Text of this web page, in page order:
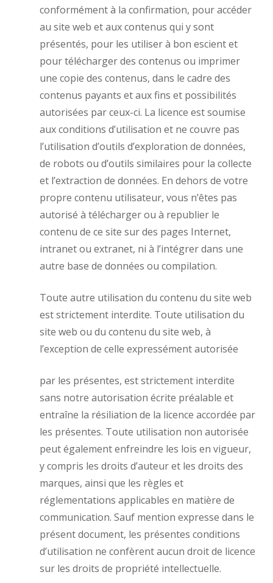
conformément à la confirmation, pour accéder
au site web et aux contenus qui y sont
présentés, pour les utiliser à bon escient et
pour télécharger des contenus ou imprimer
une copie des contenus, dans le cadre des
contenus payants et aux fins et possibilités
autorisées par ceux-ci. La licence est soumise
aux conditions d’utilisation et ne couvre pas
l’utilisation d’outils d’exploration de données,
de robots ou d’outils similaires pour la collecte
et l’extraction de données. En dehors de votre
propre contenu utilisateur, vous n’êtes pas
autorisé à télécharger ou à republier le
contenu de ce site sur des pages Internet,
intranet ou extranet, ni à l’intégrer dans une
autre base de données ou compilation.
Toute autre utilisation du contenu du site web
est strictement interdite. Toute utilisation du
site web ou du contenu du site web, à
l’exception de celle expressément autorisée
par les présentes, est strictement interdite
sans notre autorisation écrite préalable et
entraîne la résiliation de la licence accordée par
les présentes. Toute utilisation non autorisée
peut également enfreindre les lois en vigueur,
y compris les droits d’auteur et les droits des
marques, ainsi que les règles et
réglementations applicables en matière de
communication. Sauf mention expresse dans le
présent document, les présentes conditions
d’utilisation ne confèrent aucun droit de licence
sur les droits de propriété intellectuelle.